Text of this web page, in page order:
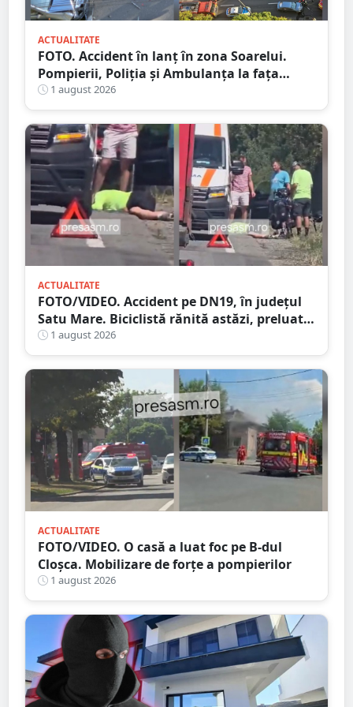
ACTUALITATE
FOTO. Accident în lanț în zona Soarelui.
Pompierii, Poliția și Ambulanța la fața
locului
1 august 2026
ACTUALITATE
FOTO/VIDEO. Accident pe DN19, în județul
Satu Mare. Biciclistă rănită astăzi, preluată
de Ambulanță
1 august 2026
ACTUALITATE
FOTO/VIDEO. O casă a luat foc pe B-dul
Cloșca. Mobilizare de forțe a pompierilor
1 august 2026